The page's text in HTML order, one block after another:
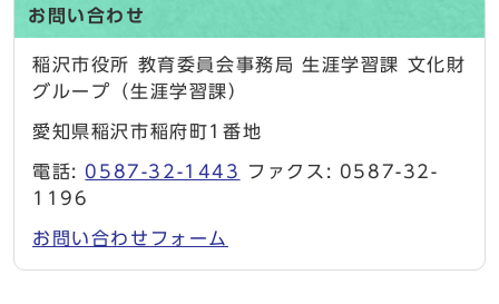
お問い合わせ
稲沢市役所 教育委員会事務局 生涯学習課 文化財
グループ（生涯学習課）
愛知県稲沢市稲府町1番地
電話: 0587-32-1443
ファクス: 0587-32-
1196
お問い合わせフォーム